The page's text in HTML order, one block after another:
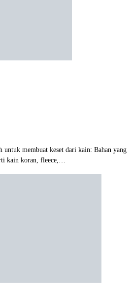
untuk membuat keset dari kain: Bahan yang
kain koran, fleece,…